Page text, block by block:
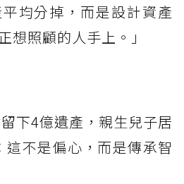
平均分掉，而是設計資產
想照顧的人手上。」
下4億遺產，親生兒子居
不是偏心，而是傳承智